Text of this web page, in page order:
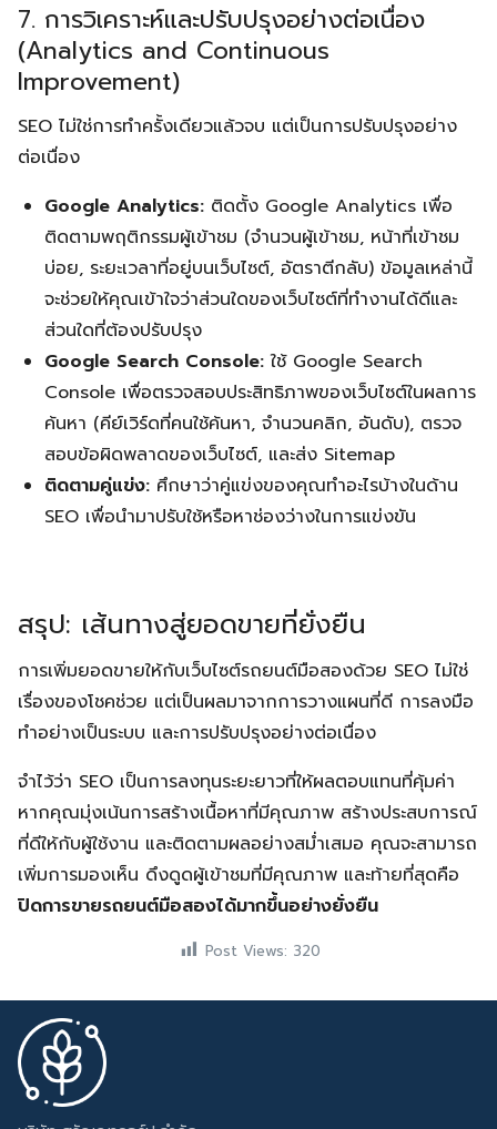
7. การวิเคราะห์และปรับปรุงอย่างต่อเนื่อง
(Analytics and Continuous
Improvement)
SEO ไม่ใช่การทำครั้งเดียวแล้วจบ แต่เป็นการปรับปรุงอย่าง
ต่อเนื่อง
Google Analytics: ติดตั้ง Google Analytics เพื่อ
ติดตามพฤติกรรมผู้เข้าชม (จำนวนผู้เข้าชม, หน้าที่เข้าชม
บ่อย, ระยะเวลาที่อยู่บนเว็บไซต์, อัตราตีกลับ) ข้อมูลเหล่านี้
จะช่วยให้คุณเข้าใจว่าส่วนใดของเว็บไซต์ที่ทำงานได้ดีและ
ส่วนใดที่ต้องปรับปรุง
Google Search Console: ใช้ Google Search
Console เพื่อตรวจสอบประสิทธิภาพของเว็บไซต์ในผลการ
ค้นหา (คีย์เวิร์ดที่คนใช้ค้นหา, จำนวนคลิก, อันดับ), ตรวจ
สอบข้อผิดพลาดของเว็บไซต์, และส่ง Sitemap
ติดตามคู่แข่ง: ศึกษาว่าคู่แข่งของคุณทำอะไรบ้างในด้าน
SEO เพื่อนำมาปรับใช้หรือหาช่องว่างในการแข่งขัน
สรุป: เส้นทางสู่ยอดขายที่ยั่งยืน
การเพิ่มยอดขายให้กับเว็บไซต์รถยนต์มือสองด้วย SEO ไม่ใช่
เรื่องของโชคช่วย แต่เป็นผลมาจากการวางแผนที่ดี การลงมือ
ทำอย่างเป็นระบบ และการปรับปรุงอย่างต่อเนื่อง
จำไว้ว่า SEO เป็นการลงทุนระยะยาวที่ให้ผลตอบแทนที่คุ้มค่า
หากคุณมุ่งเน้นการสร้างเนื้อหาที่มีคุณภาพ สร้างประสบการณ์
ที่ดีให้กับผู้ใช้งาน และติดตามผลอย่างสม่ำเสมอ คุณจะสามารถ
เพิ่มการมองเห็น ดึงดูดผู้เข้าชมที่มีคุณภาพ และท้ายที่สุดคือ
ปิดการขายรถยนต์มือสองได้มากขึ้นอย่างยั่งยืน
Post Views: 320